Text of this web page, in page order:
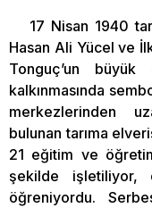
17 Nisan 1940
Hasan Ali Yücel ve
Tonguç’un büyük
kalkınmasında
merkezlerinden
bulunan tarıma
21 eğitim ve
şekilde işletiliyor,
öğreniyordu.